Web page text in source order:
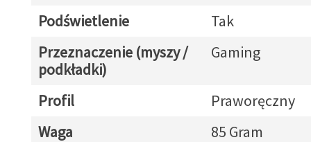
Podświetlenie
Tak
Przeznaczenie (myszy /
podkładki)
Gaming
Profil
Praworęczny
Waga
85 Gram